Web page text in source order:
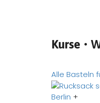
Kurse •
Alle Basteln
Berlin +